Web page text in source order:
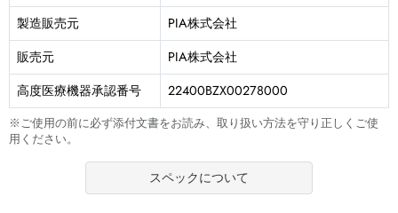
製造販売元
PIA株式会社
販売元
PIA株式会社
高度医療機器承認番号
22400BZX00278000
※ご使用の前に必ず添付文書をお読み、取り扱い方法を守り正しくご使
用ください。
スペックについて